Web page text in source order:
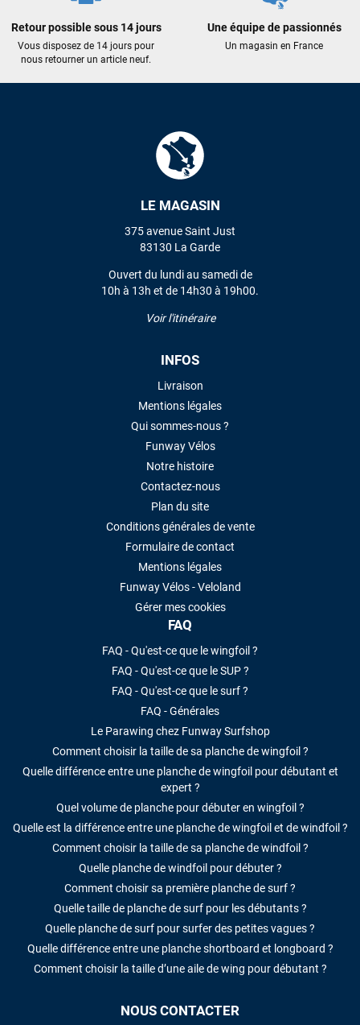
Retour possible sous 14 jours
Vous disposez de 14 jours pour
nous retourner un article neuf.
Une équipe de passionnés
Un magasin en France
LE MAGASIN
375 avenue Saint Just
83130 La Garde
Ouvert du lundi au samedi de
10h à 13h et de 14h30 à 19h00.
Voir l'itinéraire
INFOS
Livraison
Mentions légales
Qui sommes-nous ?
Funway Vélos
Notre histoire
Contactez-nous
Plan du site
Conditions générales de vente
Formulaire de contact
Mentions légales
Funway Vélos - Veloland
Gérer mes cookies
FAQ
FAQ - Qu'est-ce que le wingfoil ?
FAQ - Qu'est-ce que le SUP ?
FAQ - Qu'est-ce que le surf ?
FAQ - Générales
Le Parawing chez Funway Surfshop
Comment choisir la taille de sa planche de wingfoil ?
Quelle différence entre une planche de wingfoil pour débutant et
expert ?
Quel volume de planche pour débuter en wingfoil ?
Quelle est la différence entre une planche de wingfoil et de windfoil ?
Comment choisir la taille de sa planche de windfoil ?
Quelle planche de windfoil pour débuter ?
Comment choisir sa première planche de surf ?
Quelle taille de planche de surf pour les débutants ?
Quelle planche de surf pour surfer des petites vagues ?
Quelle différence entre une planche shortboard et longboard ?
Comment choisir la taille d’une aile de wing pour débutant ?
NOUS CONTACTER